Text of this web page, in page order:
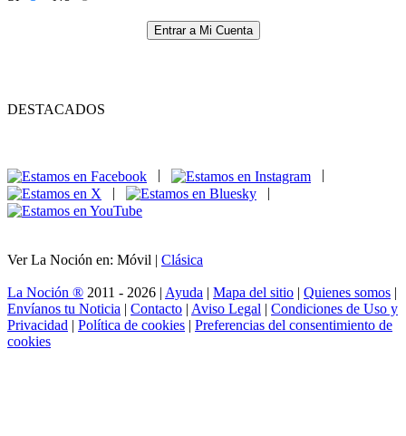
Entrar a Mi Cuenta
DESTACADOS
|
|
Ver La Noción en: Móvil | Clásica
La Noción ® 2011 - 2026 | Ayuda | Mapa del sitio | Quienes somos |
Envíanos tu Noticia | Contacto | Aviso Legal | Condiciones de Uso y
Privacidad | Política de cookies | Preferencias del consentimiento de
cookies